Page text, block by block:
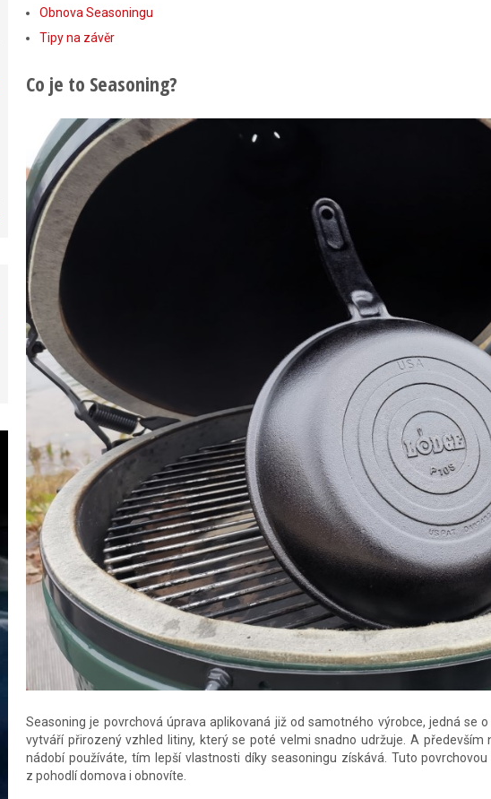
Obnova Seasoningu
Tipy na závěr
Co je to Seasoning?
Seasoning je povrchová úprava aplikovaná již od samotného výrobce, jedná se
vytváří přirozený vzhled litiny, který se poté velmi snadno udržuje. A
nádobí používáte, tím lepší vlastnosti díky seasoningu získává. Tuto
z pohodlí domova i obnovíte.